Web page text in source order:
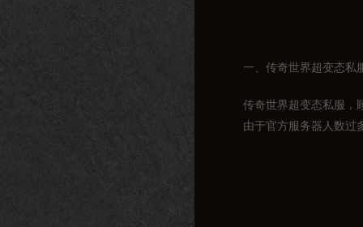
一、传奇世界超变态私
传奇世界超变态私服，
由于官方服务器人数过